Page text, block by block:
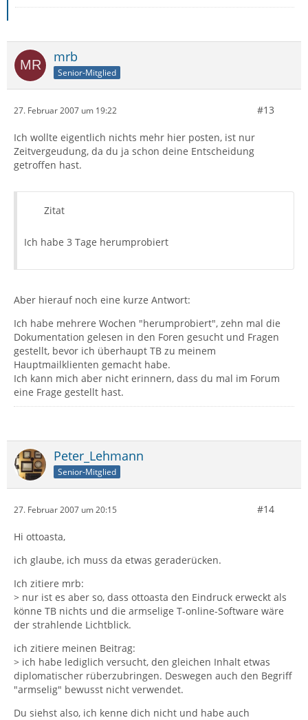
mrb
Senior-Mitglied
27. Februar 2007 um 19:22 #13
Ich wollte eigentlich nichts mehr hier posten, ist nur
Zeitvergeudung, da du ja schon deine Entscheidung
getroffen hast.
Zitat
Ich habe 3 Tage herumprobiert
Aber hierauf noch eine kurze Antwort:
Ich habe mehrere Wochen "herumprobiert", zehn mal die
Dokumentation gelesen in den Foren gesucht und Fragen
gestellt, bevor ich überhaupt TB zu meinem
Hauptmailklienten gemacht habe.
Ich kann mich aber nicht erinnern, dass du mal im Forum
eine Frage gestellt hast.
Peter_Lehmann
Senior-Mitglied
27. Februar 2007 um 20:15 #14
Hi ottoasta,
ich glaube, ich muss da etwas geraderücken.
Ich zitiere mrb:
> nur ist es aber so, dass ottoasta den Eindruck erweckt als
könne TB nichts und die armselige T-online-Software wäre
der strahlende Lichtblick.
ich zitiere meinen Beitrag:
> ich habe lediglich versucht, den gleichen Inhalt etwas
diplomatischer rüberzubringen. Deswegen auch den Begriff
"armselig" bewusst nicht verwendet.
Du siehst also, ich kenne dich nicht und habe auch